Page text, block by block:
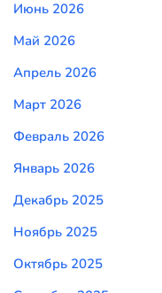
Июнь 2026
Май 2026
Апрель 2026
Март 2026
Февраль 2026
Январь 2026
Декабрь 2025
Ноябрь 2025
Октябрь 2025